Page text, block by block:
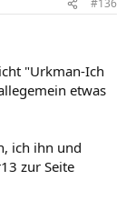
#136
"Urkman-Ich
etwas
ich ihn und
zur Seite